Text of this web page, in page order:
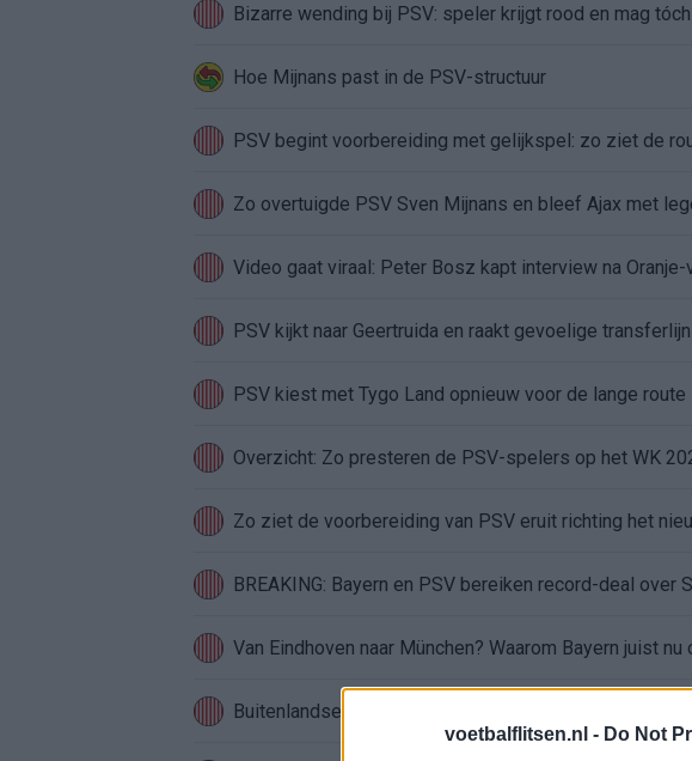
voetbalflitsen.nl - Do Not
Bizarre wending bij PSV: speler krijgt rood en mag
Hoe Mijnans past in de PSV-structuur
PSV begint voorbereiding met gelijkspel: zo ziet de
Zo overtuigde PSV Sven Mijnans en bleef Ajax met
Video gaat viraal: Peter Bosz kapt interview na Oranje-
PSV kijkt naar Geertruida en raakt gevoelige transferlijn
PSV kiest met Tygo Land opnieuw voor de lange route
Overzicht: Zo presteren de PSV-spelers op het WK
Zo ziet de voorbereiding van PSV eruit richting het
BREAKING: Bayern en PSV bereiken record-deal over
Van Eindhoven naar München? Waarom Bayern juist
Buitenlandse interesse groeit rond Ryan Flamingo